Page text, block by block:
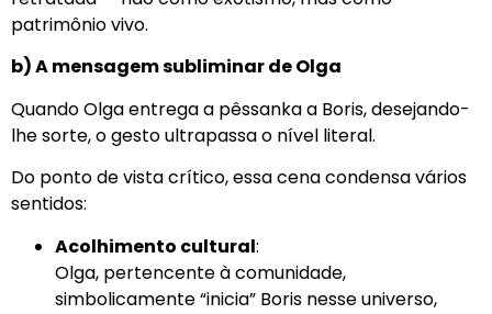
patrimônio vivo.
b) A mensagem subliminar de Olga
Quando Olga entrega a pêssanka a Boris, desejando-
lhe sorte, o gesto ultrapassa o nível literal.
Do ponto de vista crítico, essa cena condensa vários
sentidos:
Acolhimento cultural:
Olga, pertencente à comunidade,
simbolicamente “inicia” Boris nesse universo,